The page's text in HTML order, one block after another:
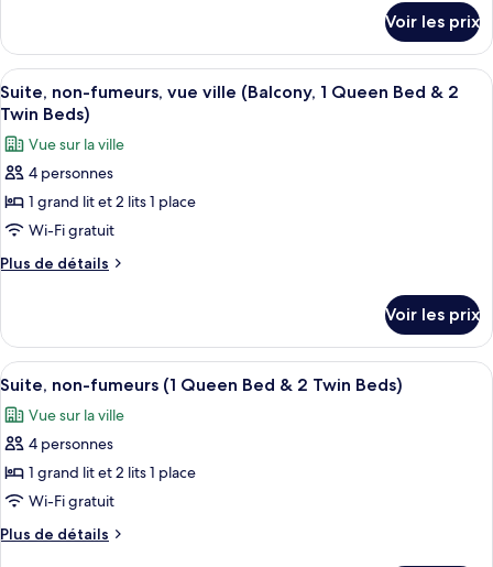
Suite,
non-
fumeurs,
vue
ville
(1
Queen
Bed
&
2
le
type
de
chambre
non-
fumeurs,
ville
(1
Bed
Beds)
Voir les prix
Afficher
toutes
les
photos
pour
ce
type
de
non-
fumeurs,
vue
ville
(Balcony,
1
Queen
Bed
&
Un salon moderne avec un canapé,
10
Suite, non-fumeurs, vue ville (Balcony, 1 Queen Bed & 2
Twin Beds)
Vue sur la ville
4 personnes
1 grand lit et 2 lits 1 place
Wi-Fi gratuit
Plus de détails
Plus
le
type
de
Suite,
non-
vue
ville
1
Voir les prix
Afficher
toutes
les
photos
pour
ce
type
de
Suite, non-fumeurs (1 Queen Bed &
8
Suite, non-fumeurs (1 Queen Bed & 2 Twin Beds)
Vue sur la ville
4 personnes
1 grand lit et 2 lits 1 place
Wi-Fi gratuit
Plus de détails
Plus